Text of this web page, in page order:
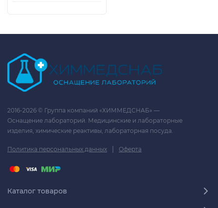
2016-2026 © Группа компаний «ХИММЕДСНАБ» —
Оснащение лабораторий. Медицинские и лабораторные
изделия, химические реактивы, лабораторная посуда.
Политика персональных данных | Оферта
Каталог товаров